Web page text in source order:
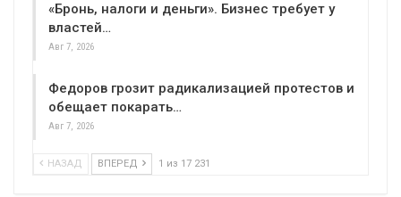
«Бронь, налоги и деньги». Бизнес требует у
властей…
Авг 7, 2026
Федоров грозит радикализацией протестов и
обещает покарать…
Авг 7, 2026
НАЗАД ВПЕРЕД 1 из 17 231